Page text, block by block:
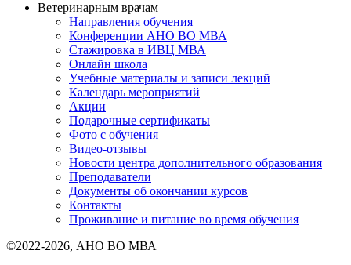
Ветеринарным врачам
Направления обучения
Конференции АНО ВО МВА
Стажировка в ИВЦ МВА
Онлайн школа
Учебные материалы и записи лекций
Календарь мероприятий
Акции
Подарочные сертификаты
Фото с обучения
Видео-отзывы
Новости центра дополнительного образования
Преподаватели
Документы об окончании курсов
Контакты
Проживание и питание во время обучения
©2022-2026, АНО ВО МВА